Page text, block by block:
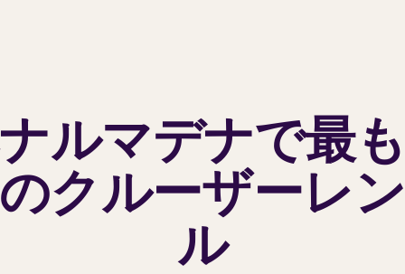
ルマデナで最
クルーザーレ
ル